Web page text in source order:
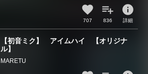
707 836
info
詳細
【初音ミク】 アイムハイ 【オリジナ
ル】
MARETU